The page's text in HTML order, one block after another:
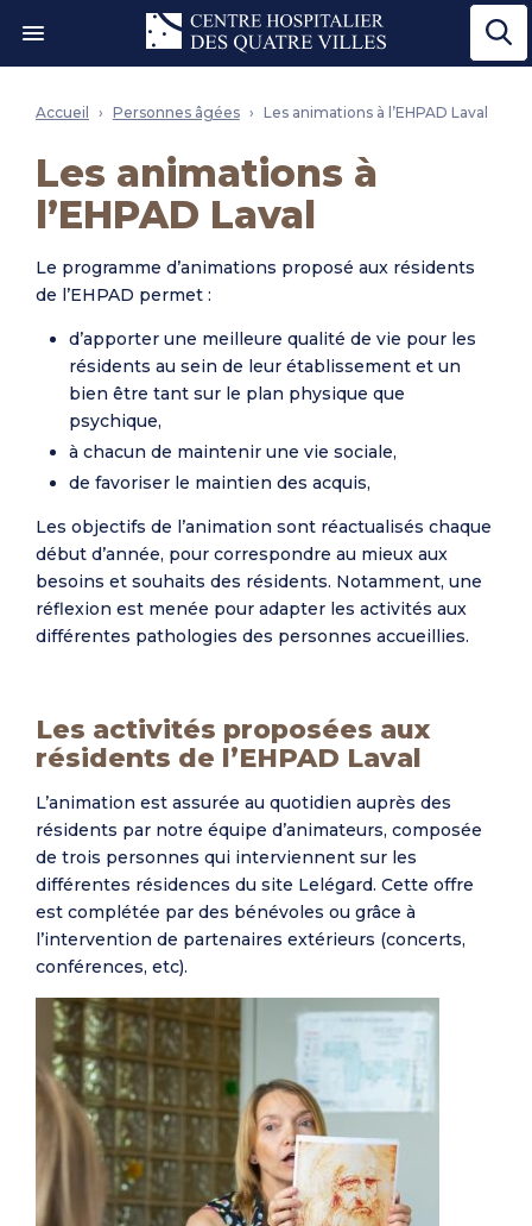
Ouvrir le menu"
Accueil Personnes âgées Les animations à l’EHPAD Laval
Les animations à
l’EHPAD Laval
Le programme d’animations proposé aux résidents
de l’EHPAD permet :
d’apporter une meilleure qualité de vie pour les
résidents au sein de leur établissement et un
bien être tant sur le plan physique que
psychique,
à chacun de maintenir une vie sociale,
de favoriser le maintien des acquis,
Les objectifs de l’animation sont réactualisés chaque
début d’année, pour correspondre au mieux aux
besoins et souhaits des résidents. Notamment, une
réflexion est menée pour adapter les activités aux
différentes pathologies des personnes accueillies.
Les activités proposées aux
résidents de l’EHPAD Laval
L’animation est assurée au quotidien auprès des
résidents par notre équipe d’animateurs, composée
de trois personnes qui interviennent sur les
différentes résidences du site Lelégard. Cette offre
est complétée par des bénévoles ou grâce à
l’intervention de partenaires extérieurs (concerts,
conférences, etc).